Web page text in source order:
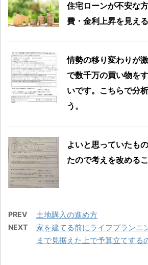
住宅ローンが不安な
費・金利上昇を見え
情勢の移り変わりが
で数千万の買い物を
いです。こちらで分
う。
よいと思っていたも
たので考えを改める
PREV 土地購入の進め方
NEXT
家を建てる前にライフプランニ
まで見据えた上で予算立てする